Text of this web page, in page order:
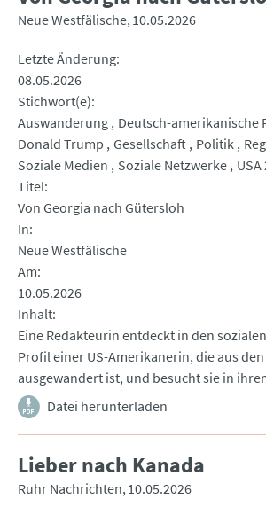
Neue Westfälische 10.05.2026
Letzte Änderung
08.05.2026
Stichwort(e)
Auswanderung Deutsch-amerikanische
Donald Trump Gesellschaft Politik
Soziale Medien
Soziale Netzwerke USA
Titel
Von Georgia nach Gütersloh
In
Neue Westfälische
Am
10.05.2026
Inhalt
Eine Redakteurin entdeckt in den
Profil einer US-Amerikanerin, die aus den
ausgewandert ist, und besucht sie in
Datei herunterladen
Lieber nach Kanada
Ruhr Nachrichten 10.05.2026